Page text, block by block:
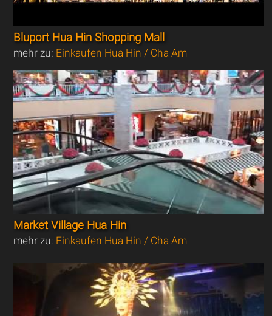
Bluport Hua Hin Shopping Mall
mehr zu: Einkaufen Hua Hin / Cha Am
Market Village Hua Hin
mehr zu: Einkaufen Hua Hin / Cha Am